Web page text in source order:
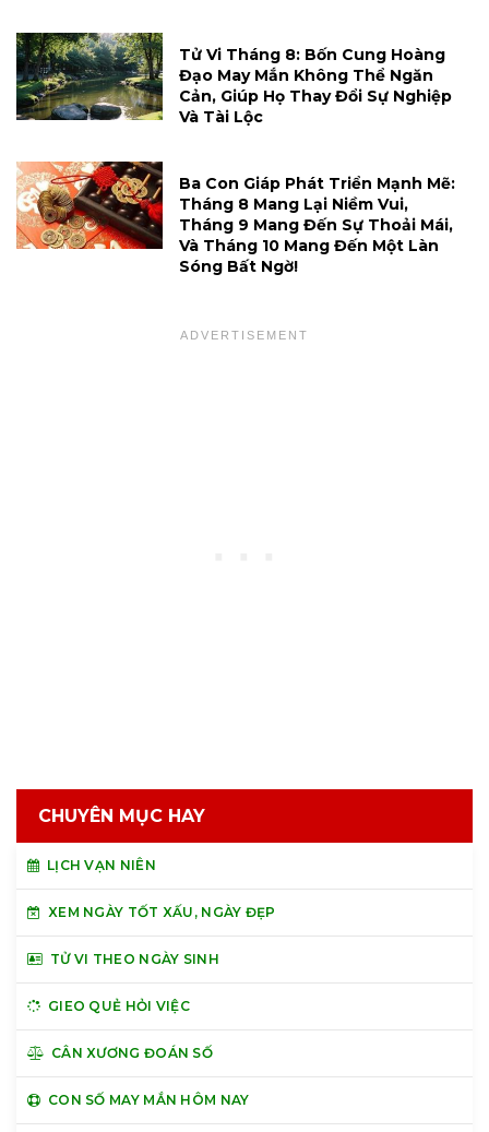
Tử Vi Tháng 8: Bốn Cung Hoàng
Đạo May Mắn Không Thể Ngăn
Cản, Giúp Họ Thay Đổi Sự Nghiệp
Và Tài Lộc
Ba Con Giáp Phát Triển Mạnh Mẽ:
Tháng 8 Mang Lại Niềm Vui,
Tháng 9 Mang Đến Sự Thoải Mái,
Và Tháng 10 Mang Đến Một Làn
Sóng Bất Ngờ!
CHUYÊN MỤC HAY
LỊCH VẠN NIÊN
XEM NGÀY TỐT XẤU, NGÀY ĐẸP
TỬ VI THEO NGÀY SINH
GIEO QUẺ HỎI VIỆC
CÂN XƯƠNG ĐOÁN SỐ
CON SỐ MAY MẮN HÔM NAY